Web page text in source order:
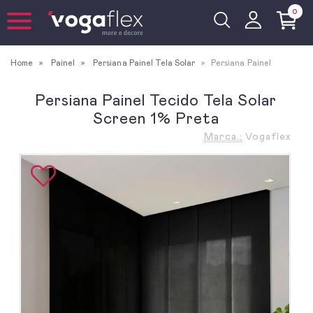
0
Home Painel Persiana Painel Tela Solar Persiana Painel
Persiana Painel Tecido Tela Solar
Screen 1% Preta
Marca.: Vogaflex